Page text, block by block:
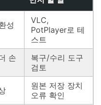
성
VLC,
PotPlayer로 테
스트
손
복구/수리 도구
검토
원본 저장 장치
오류 확인